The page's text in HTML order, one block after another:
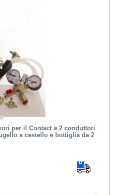
per il Contact a 2 conduttori
a cestello e bottiglia da 2